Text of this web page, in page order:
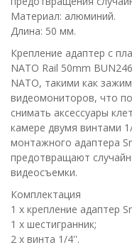
Материал: алюминий.
Длина: 50 мм.
Крепление адаптер с
NATO Rail 50mm
NATO, такими как
видеомониторов, что
снимать аксессуары
камере двумя винтами
монтажного адаптера
предотвращают
видеосъемки.
Комплектация
1 x крепление адаптер
1 х шестигранник;
2 x винта 1/4''.